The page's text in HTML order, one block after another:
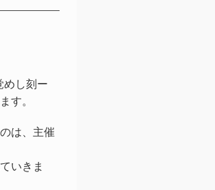
めし刻ー
す。
は、主催
いきま